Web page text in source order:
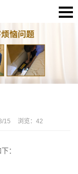
15 浏览： 42
：